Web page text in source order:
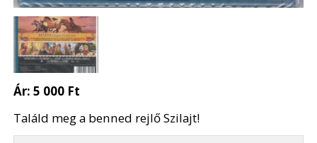
Ár:5 000 Ft
Találd meg a benned rejlő Szilajt!